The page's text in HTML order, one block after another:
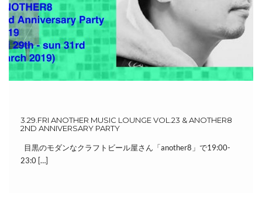
3.29.FRI ANOTHER MUSIC LOUNGE VOL.23 & ANOTHER8
2ND ANNIVERSARY PARTY
目黒のモダンなクラフトビール屋さん「another8」で19:00-
23:0 […]